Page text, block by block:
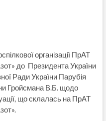
організації ПрАТ
до Президента України
Ради України Парубія
Гройсмана В.Б. щодо
що склалась на ПрАТ